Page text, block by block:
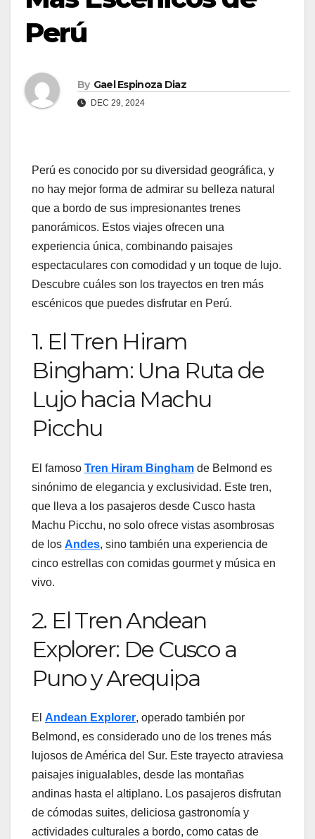
Perú
By Gael Espinoza Diaz
DEC 29, 2024
Perú es conocido por su diversidad geográfica, y
no hay mejor forma de admirar su belleza natural
que a bordo de sus impresionantes trenes
panorámicos. Estos viajes ofrecen una
experiencia única, combinando paisajes
espectaculares con comodidad y un toque de lujo.
Descubre cuáles son los trayectos en tren más
escénicos que puedes disfrutar en Perú.
1. El Tren Hiram
Bingham: Una Ruta de
Lujo hacia Machu
Picchu
El famoso Tren Hiram Bingham de Belmond es
sinónimo de elegancia y exclusividad. Este tren,
que lleva a los pasajeros desde Cusco hasta
Machu Picchu, no solo ofrece vistas asombrosas
de los Andes, sino también una experiencia de
cinco estrellas con comidas gourmet y música en
vivo.
2. El Tren Andean
Explorer: De Cusco a
Puno y Arequipa
El Andean Explorer, operado también por
Belmond, es considerado uno de los trenes más
lujosos de América del Sur. Este trayecto atraviesa
paisajes inigualables, desde las montañas
andinas hasta el altiplano. Los pasajeros disfrutan
de cómodas suites, deliciosa gastronomía y
actividades culturales a bordo, como catas de